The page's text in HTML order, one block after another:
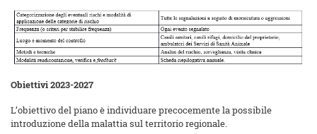
Obiettivi 2023-2027
L’obiettivo del piano è individuare precocemente la possibile
introduzione della malattia sul territorio regionale.